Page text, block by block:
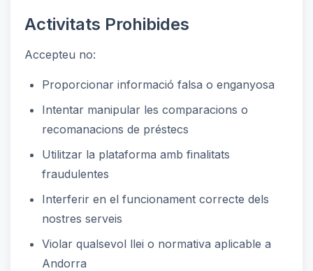
Activitats Prohibides
Accepteu no:
Proporcionar informació falsa o enganyosa
Intentar manipular les comparacions o
recomanacions de préstecs
Utilitzar la plataforma amb finalitats
fraudulentes
Interferir en el funcionament correcte dels
nostres serveis
Violar qualsevol llei o normativa aplicable a
Andorra